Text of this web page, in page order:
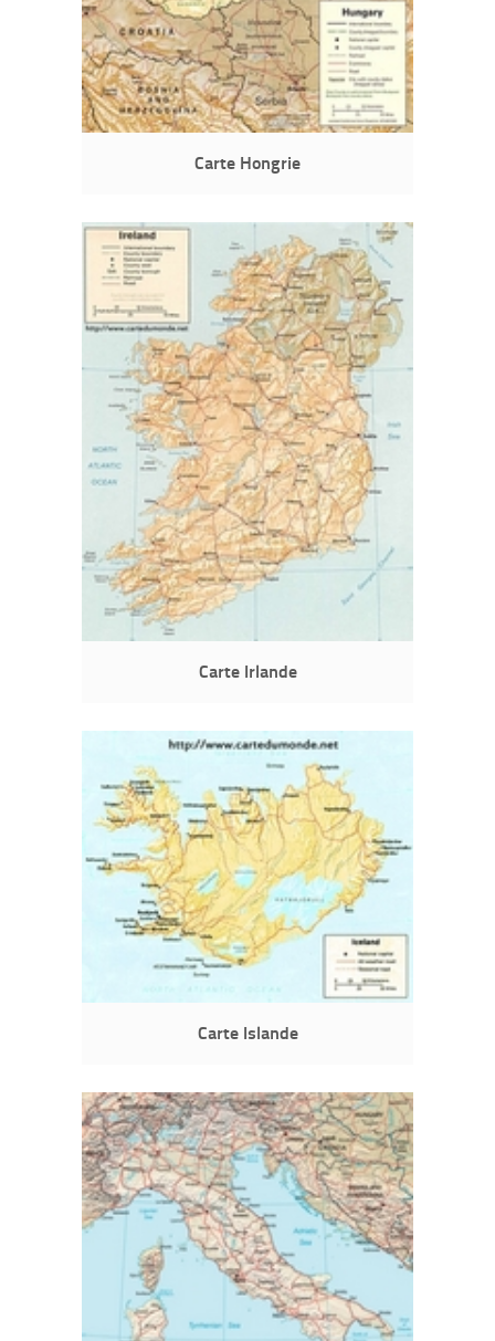
Carte Hongrie
Carte Irlande
Carte Islande